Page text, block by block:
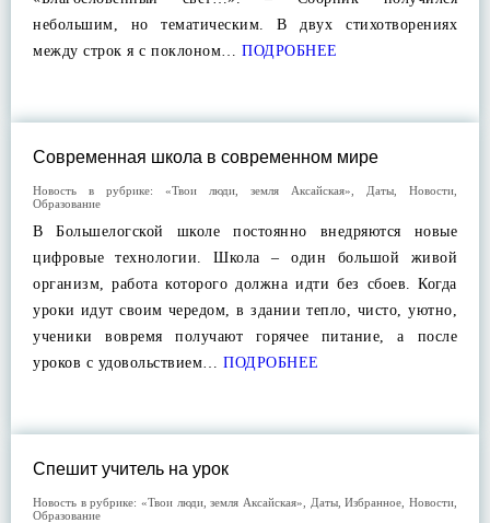
небольшим, но тематическим. В двух стихотворениях
между строк я с поклоном… ПОДРОБНЕЕ
Современная школа в современном мире
Новость в рубрике: «Твои люди, земля Аксайская» Даты Новости
Образование
В Большелогской школе постоянно внедряются новые
цифровые технологии. Школа – один большой живой
организм, работа которого должна идти без сбоев. Когда
уроки идут своим чередом, в здании тепло, чисто, уютно,
ученики вовремя получают горячее питание, а после
уроков с удовольствием… ПОДРОБНЕЕ
Спешит учитель на урок
Новость в рубрике: «Твои люди, земля Аксайская» Даты,Избранное ,Новости
Образование